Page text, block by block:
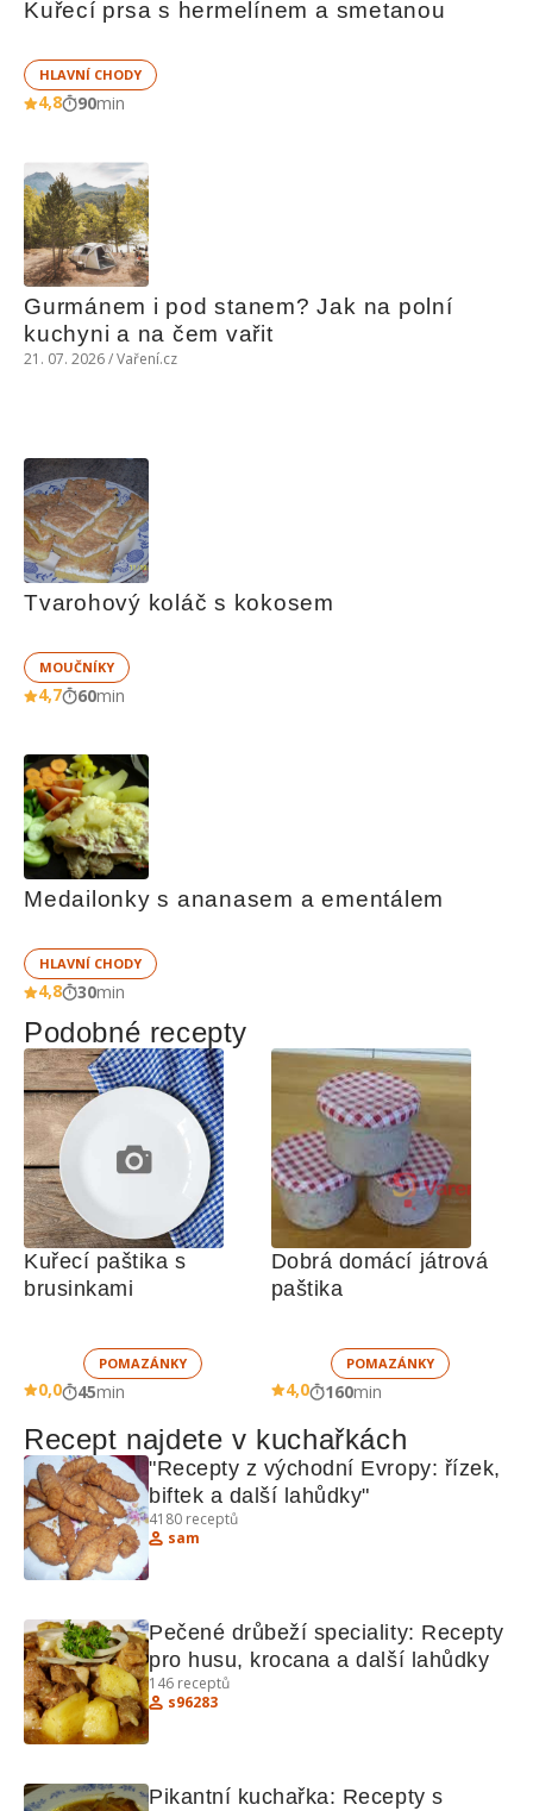
Kuřecí prsa s hermelínem a smetanou
HLAVNÍ CHODY
4,8 90min
Gurmánem i pod stanem? Jak na polní
kuchyni a na čem vařit
21. 07. 2026 / Vaření.cz
Tvarohový koláč s kokosem
MOUČNÍKY
4,7 60min
Medailonky s ananasem a ementálem
HLAVNÍ CHODY
4,8 30min
Podobné recepty
Kuřecí paštika s
brusinkami
POMAZÁNKY
0,0 45min
Dobrá domácí játrová
paštika
POMAZÁNKY
4,0 160min
Recept najdete v kuchařkách
"Recepty z východní Evropy: řízek,
biftek a další lahůdky"
4180 receptů
sam
Pečené drůbeží speciality: Recepty
pro husu, krocana a další lahůdky
146 receptů
s96283
Pikantní kuchařka: Recepty s